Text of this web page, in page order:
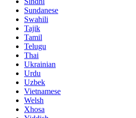
Sundanese
Swahili
Tajik
Tamil
Telugu
Thai
Ukrainian
Urdu
Uzbek
Vietnamese
Welsh
Xhosa